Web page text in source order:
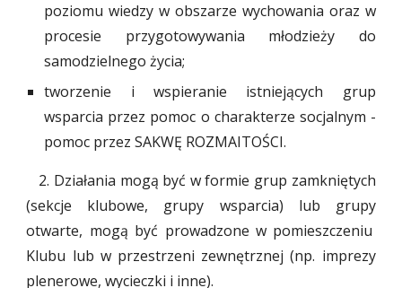
poziomu wiedzy w obszarze wychowania oraz w
procesie przygotowywania młodzieży do
samodzielnego życia;
tworzenie i wspieranie istniejących grup
wsparcia przez pomoc o charakterze socjalnym -
pomoc przez SAKWĘ ROZMAITOŚCI.
2. Działania mogą być w formie grup zamkniętych
(sekcje klubowe, grupy wsparcia) lub grupy
otwarte, mogą być prowadzone w pomieszczeniu
Klubu lub w przestrzeni zewnętrznej (np. imprezy
plenerowe, wycieczki i inne).